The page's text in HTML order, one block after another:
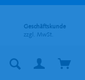
Geschäftskunde
zzgl. MwSt.